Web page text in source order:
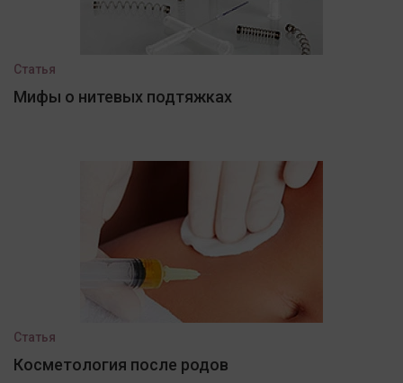
Статья
Мифы о нитевых подтяжках
Статья
Косметология после родов